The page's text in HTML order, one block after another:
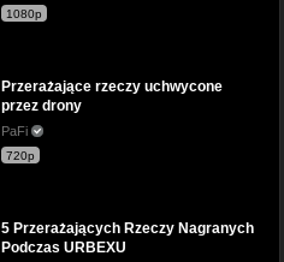
1080p
Przerażające rzeczy uchwycone
przez drony
PaFi
720p
5 Przerażających Rzeczy Nagranych
Podczas URBEXU